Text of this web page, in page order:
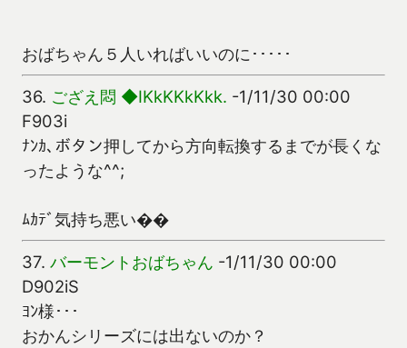
おばちゃん５人いればいいのに･････
36. ござえ悶 ◆IKkKKkKkk. -1/11/30 00:00
F903i
ﾅﾝｶ､ボタン押してから方向転換するまでが長くな
ったような^^;
ﾑｶﾃﾞ気持ち悪い��
37. バーモントおばちゃん -1/11/30 00:00
D902iS
ﾖﾝ様･･･
おかんシリーズには出ないのか？